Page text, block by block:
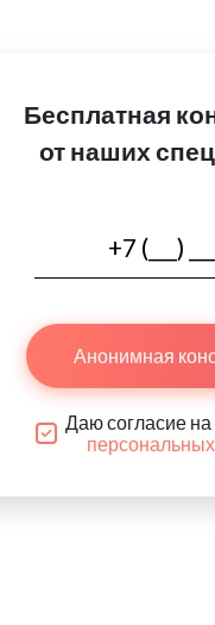
Бесплатная
от наших
Анонимная
Даю согласие на